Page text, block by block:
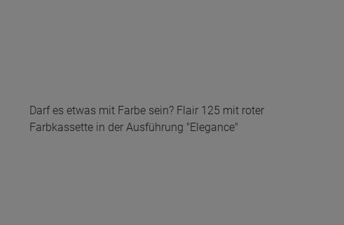
Darf es etwas mit Farbe sein? Flair 125 mit roter
Farbkassette in der Ausführung "Elegance"